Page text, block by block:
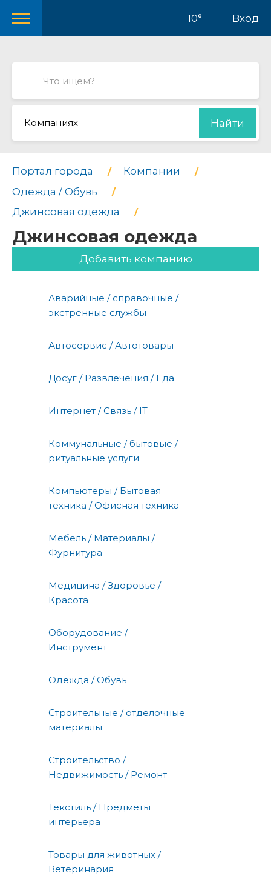
10° Вход
Компаниях Найти
Портал города
Компании
Одежда / Обувь
Джинсовая одежда
Джинсовая одежда
Добавить компанию
Аварийные / справочные /
экстренные службы
Автосервис / Автотовары
Досуг / Развлечения / Еда
Интернет / Связь / IT
Коммунальные / бытовые /
ритуальные услуги
Компьютеры / Бытовая
техника / Офисная техника
Мебель / Материалы /
Фурнитура
Медицина / Здоровье /
Красота
Оборудование /
Инструмент
Одежда / Обувь
Строительные / отделочные
материалы
Строительство /
Недвижимость / Ремонт
Текстиль / Предметы
интерьера
Товары для животных /
Ветеринария